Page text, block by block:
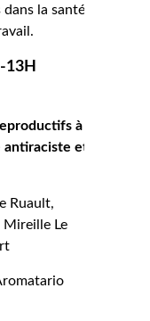
la santé
13H
à
antiraciste et
Ruault,
Le